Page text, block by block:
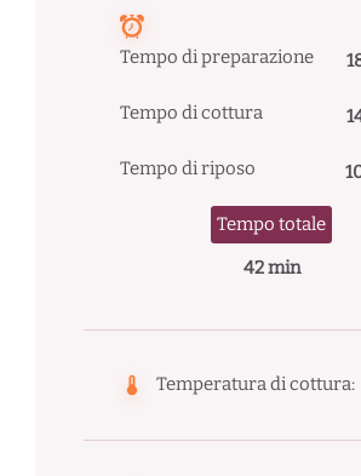
Tempo di preparazione
Tempo di cottura
Tempo di riposo
Tempo totale
42 min
Temperatura di cottura: